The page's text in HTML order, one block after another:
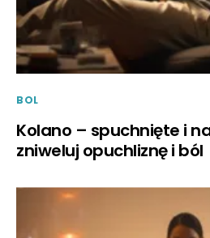
BOL
Kolano – spuchnięte i
zniweluj opuchliznę i ból